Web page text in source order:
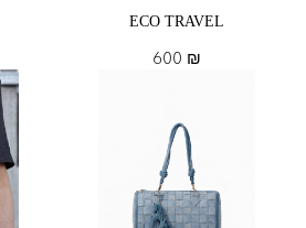
ECO TRAVEL
600 ₪